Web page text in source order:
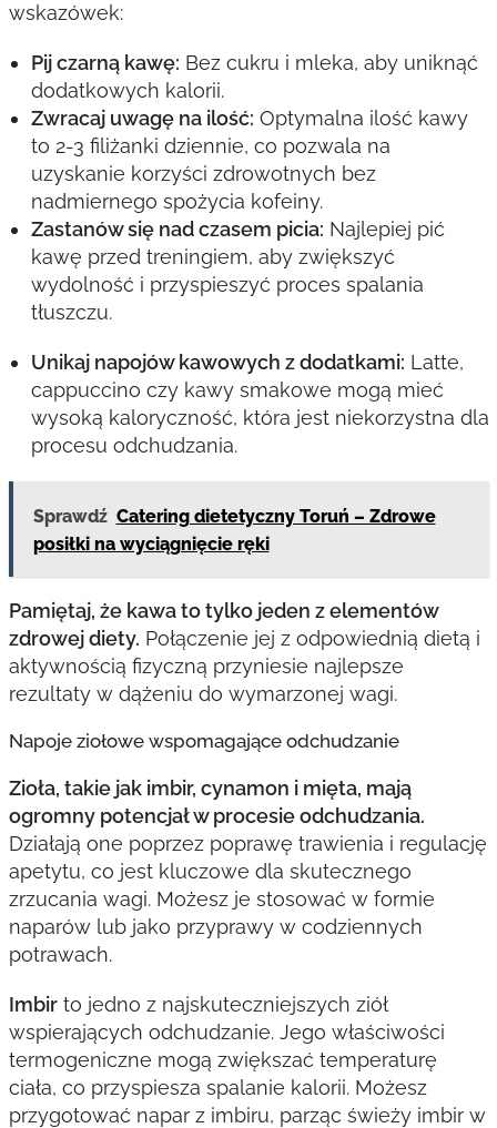
wskazówek:
Pij czarną kawę: Bez cukru i mleka, aby uniknąć
dodatkowych kalorii.
Zwracaj uwagę na ilość: Optymalna ilość kawy
to 2-3 filiżanki dziennie, co pozwala na
uzyskanie korzyści zdrowotnych bez
nadmiernego spożycia kofeiny.
Zastanów się nad czasem picia: Najlepiej pić
kawę przed treningiem, aby zwiększyć
wydolność i przyspieszyć proces spalania
tłuszczu.
Unikaj napojów kawowych z dodatkami: Latte,
cappuccino czy kawy smakowe mogą mieć
wysoką kaloryczność, która jest niekorzystna dla
procesu odchudzania.
Sprawdź Catering dietetyczny Toruń – Zdrowe
posiłki na wyciągnięcie ręki
Pamiętaj, że kawa to tylko jeden z elementów
zdrowej diety. Połączenie jej z odpowiednią dietą i
aktywnością fizyczną przyniesie najlepsze
rezultaty w dążeniu do wymarzonej wagi.
Napoje ziołowe wspomagające odchudzanie
Zioła, takie jak imbir, cynamon i mięta, mają
ogromny potencjał w procesie odchudzania.
Działają one poprzez poprawę trawienia i regulację
apetytu, co jest kluczowe dla skutecznego
zrzucania wagi. Możesz je stosować w formie
naparów lub jako przyprawy w codziennych
potrawach.
Imbirto jedno z najskuteczniejszych ziół
wspierających odchudzanie. Jego właściwości
termogeniczne mogą zwiększać temperaturę
ciała, co przyspiesza spalanie kalorii. Możesz
przygotować napar z imbiru, parząc świeży imbir w